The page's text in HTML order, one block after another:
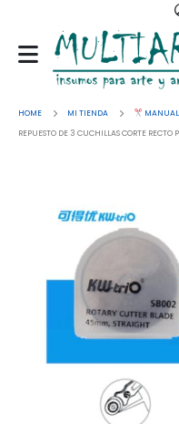
HOME MI TIENDA
REPUESTO DE 3 CUCHILLAS CORTE